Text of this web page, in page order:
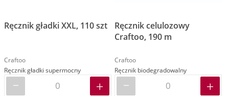
Ręcznik gładki XXL, 110 szt
Craftoo
Ręcznik gładki supermocny
Ręcznik celulozowy
Craftoo, 190 m
Craftoo
Ręcznik biodegradowalny